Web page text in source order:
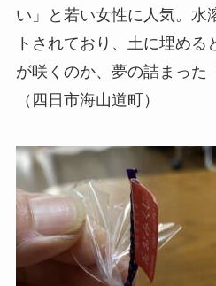
い」と若い女性に人気。水
トされており、土に埋め
が咲くのか、夢の詰まった
（四日市海山道町）